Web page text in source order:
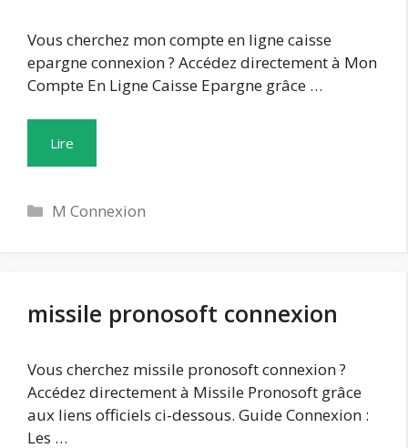
Vous cherchez mon compte en ligne caisse
epargne connexion ? Accédez directement à Mon
Compte En Ligne Caisse Epargne grâce …
Lire
Catégories
M Connexion
missile pronosoft connexion
Vous cherchez missile pronosoft connexion ?
Accédez directement à Missile Pronosoft grâce
aux liens officiels ci-dessous. Guide Connexion :
Les …